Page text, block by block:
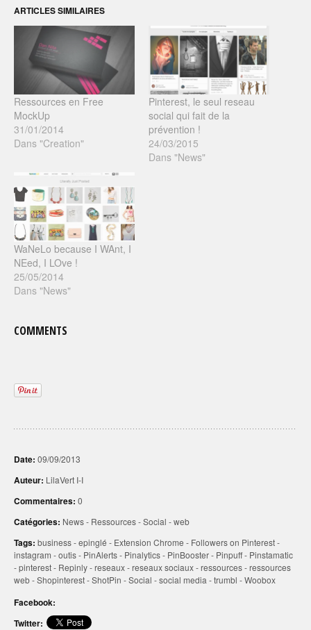
ARTICLES SIMILAIRES
Ressources en Free
MockUp
31/01/2014
Dans "Creation"
Pinterest, le seul reseau
social qui fait de la
prévention !
24/03/2015
Dans "News"
WaNeLo because I WAnt, I
NEed, I LOve !
25/05/2014
Dans "News"
COMMENTS
Date: 09/09/2013
Auteur: LilaVert I-I
Commentaires: 0
Catégories: News- Ressources-Social -web
Tags: business-epinglé - Extension Chrome - Followers on Pinterest-
instagram -outis- PinAlerts- Pinalytics- PinBooster- Pinpuff- Pinstamatic
-pinterest- Repinly-reseaux-reseaux sociaux-ressources-ressources
web-Shopinterest-ShotPin -Social -social media -trumbl -Woobox
Facebook:
Twitter: